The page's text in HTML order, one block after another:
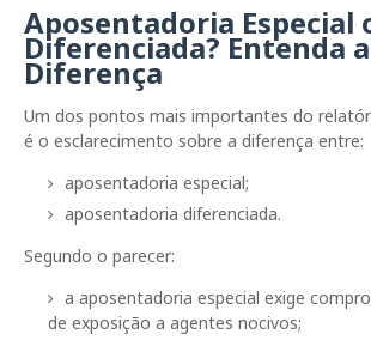
Aposentadoria Especial
Diferenciada? Entenda a
Diferença
Um dos pontos mais importantes do
é o esclarecimento sobre a diferença entre:
aposentadoria especial;
aposentadoria diferenciada.
Segundo o parecer:
a aposentadoria especial exige
de exposição a agentes nocivos;